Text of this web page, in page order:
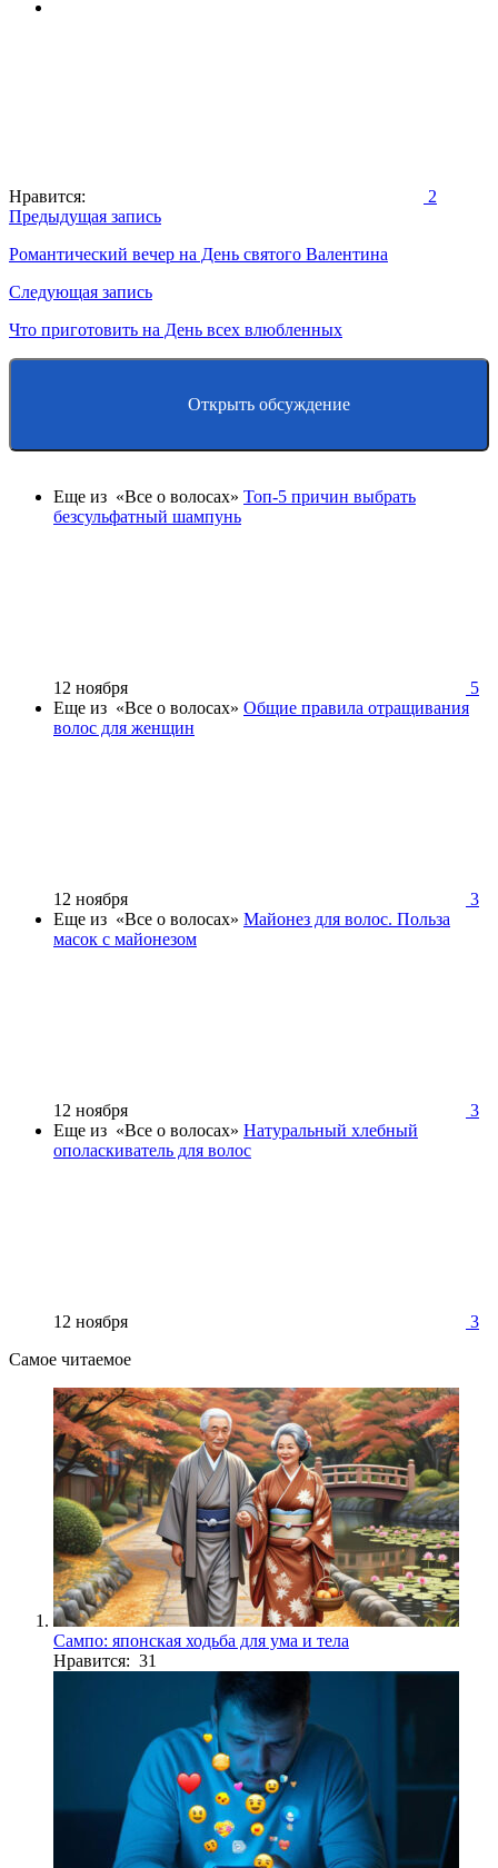
Нравится: 2
Навигация
по
записям
Предыдущая запись
Романтический вечер на День святого Валентина
Следующая запись
Что приготовить на День всех влюбленных
Открыть обсуждение
Еще из «Все о волосах» Топ-5 причин выбрать
безсульфатный шампунь
12 ноября
5
Еще из «Все о волосах» Общие правила отращивания
волос для женщин
12 ноября
3
Еще из «Все о волосах» Майонез для волос. Польза
масок с майонезом
12 ноября
3
Еще из «Все о волосах» Натуральный хлебный
ополаскиватель для волос
12 ноября
3
Самое читаемое
Сампо: японская ходьба для ума и тела
Нравится: 31